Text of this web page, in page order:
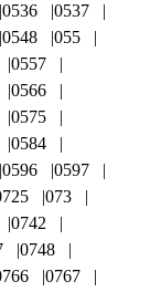
0536
0537
0548
055
0557
0566
0575
0584
0596
0597
073
0742
0748
0767